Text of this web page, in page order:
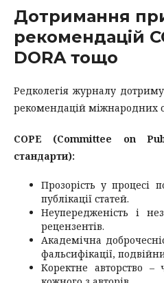
Дотримання
рекомендацій
DORA тощо
Редколегія журналу
рекомендацій міжнародних
COPE (Committee on
стандарти):
Прозорість у процесі
публікації статей.
Неупередженість і
рецензентів.
Академічна
фальсифікації,
Коректне авторство –